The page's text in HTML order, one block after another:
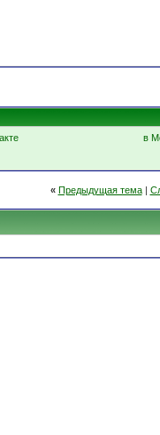
в
« Предыдущая тема|